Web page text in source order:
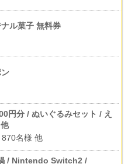
ル菓子 無料券
円分 / ぬいぐるみセット / え
名様 他
/ Nintendo Switch2 /